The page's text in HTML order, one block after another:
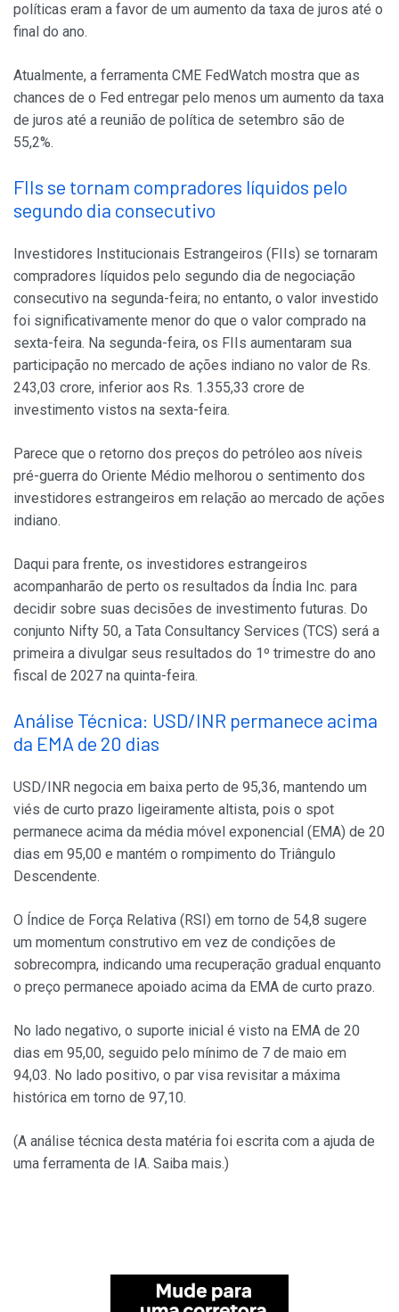
políticas eram a favor de um aumento da taxa de juros até o
final do ano.
Atualmente, a ferramenta CME FedWatch mostra que as
chances de o Fed entregar pelo menos um aumento da taxa
de juros até a reunião de política de setembro são de
55,2%.
FIIs se tornam compradores líquidos pelo
segundo dia consecutivo
Investidores Institucionais Estrangeiros (FIIs) se tornaram
compradores líquidos pelo segundo dia de negociação
consecutivo na segunda-feira; no entanto, o valor investido
foi significativamente menor do que o valor comprado na
sexta-feira. Na segunda-feira, os FIIs aumentaram sua
participação no mercado de ações indiano no valor de Rs.
243,03 crore, inferior aos Rs. 1.355,33 crore de
investimento vistos na sexta-feira.
Parece que o retorno dos preços do petróleo aos níveis
pré-guerra do Oriente Médio melhorou o sentimento dos
investidores estrangeiros em relação ao mercado de ações
indiano.
Daqui para frente, os investidores estrangeiros
acompanharão de perto os resultados da Índia Inc. para
decidir sobre suas decisões de investimento futuras. Do
conjunto Nifty 50, a Tata Consultancy Services (TCS) será a
primeira a divulgar seus resultados do 1º trimestre do ano
fiscal de 2027 na quinta-feira.
Análise Técnica: USD/INR permanece acima
da EMA de 20 dias
USD/INR negocia em baixa perto de 95,36, mantendo um
viés de curto prazo ligeiramente altista, pois o spot
permanece acima da média móvel exponencial (EMA) de 20
dias em 95,00 e mantém o rompimento do Triângulo
Descendente.
O Índice de Força Relativa (RSI) em torno de 54,8 sugere
um momentum construtivo em vez de condições de
sobrecompra, indicando uma recuperação gradual enquanto
o preço permanece apoiado acima da EMA de curto prazo.
No lado negativo, o suporte inicial é visto na EMA de 20
dias em 95,00, seguido pelo mínimo de 7 de maio em
94,03. No lado positivo, o par visa revisitar a máxima
histórica em torno de 97,10.
(A análise técnica desta matéria foi escrita com a ajuda de
uma ferramenta de IA. Saiba mais.)